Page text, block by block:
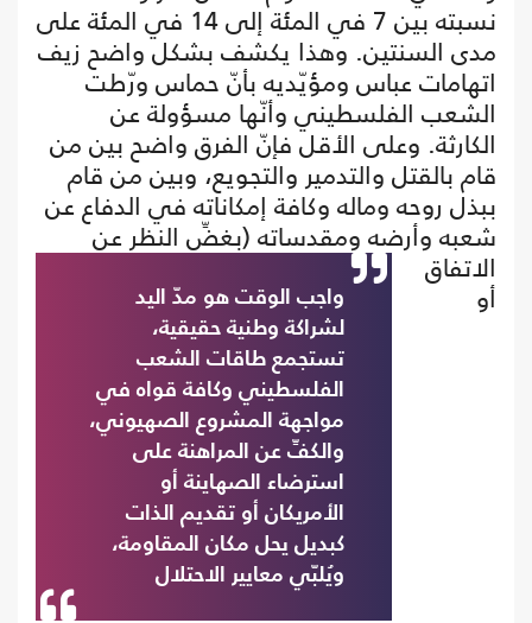
نسبته بين 7 في المئة إلى 14 في المئة على
مدى السنتين. وهذا يكشف بشكل واضح زيف
اتهامات عباس ومؤيّديه بأنّ حماس ورّطت
الشعب الفلسطيني وأنّها مسؤولة عن
الكارثة. وعلى الأقل فإنّ الفرق واضح بين من
قام بالقتل والتدمير والتجويع، وبين من قام
ببذل روحه وماله وكافة إمكاناته في الدفاع عن
شعبه وأرضه ومقدساته
واجب الوقت هو مدّ اليد
لشراكة وطنية حقيقية،
تستجمع طاقات الشعب
الفلسطيني وكافة قواه في
مواجهة المشروع الصهيوني،
والكفِّ عن المراهنة على
استرضاء الصهاينة أو
الأمريكان أو تقديم الذات
كبديل يحل مكان المقاومة،
ويُلبّي معايير الاحتلال
(بغضِّ النظر عن
الاتفاق
أو